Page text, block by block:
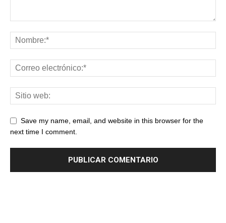
Save my name, email, and website in this browser for the
next time I comment.